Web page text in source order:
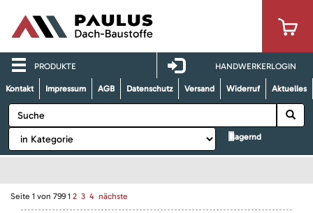
PRODUKTE HANDWERKERLOGIN
Kontakt Impressum AGB Datenschutz Versand Widerruf Aktuelles
lagernd
Seite 1 von 799 1 2 3 4 nächste